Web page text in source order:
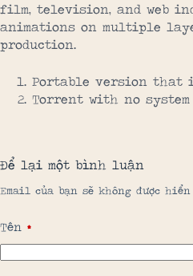
film, television, and web
animations on multiple
production.
Portable version that
Torrent with no
Để lại một bình luận
Email của bạn sẽ không được
Tên *